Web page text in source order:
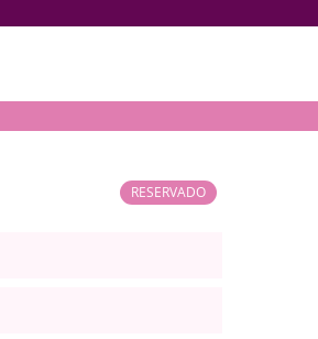
RESERVADO